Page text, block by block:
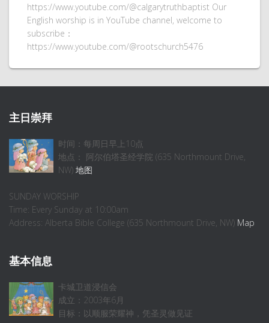
https://www.youtube.com/@calgarytruthbaptist Our
English worship is in YouTube channel, welcome to
subscribe：
https://www.youtube.com/@rootschurch5476
主日崇拜
时间：每周日早上10点
地点： 阿尔伯塔圣经学院 (635 Northmount Drive,
NW) 地图
SUNDAY WORSHIP
Time: Every Sunday at 10:00am
Address: Alberta Bible College (635 Northmount Drive, NW) Map
基本信息
卡城卫道浸信会
成立：2003年6月
目标：以顺服荣耀神，凭圣灵做见证